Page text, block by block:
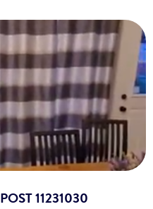
11231030